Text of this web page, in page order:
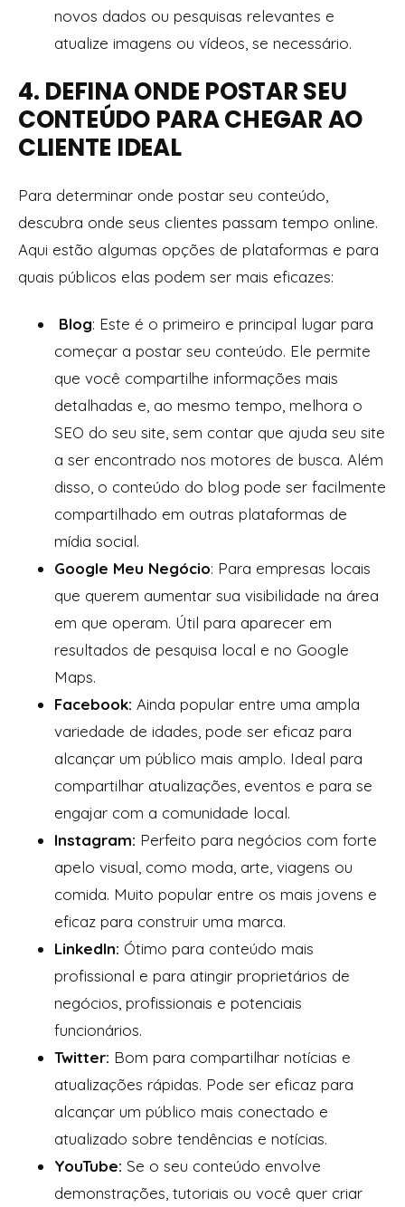
novos dados ou pesquisas relevantes e
atualize imagens ou vídeos, se necessário.
4. DEFINA ONDE POSTAR SEU
CONTEÚDO PARA CHEGAR AO
CLIENTE IDEAL
Para determinar onde postar seu conteúdo,
descubra onde seus clientes passam tempo online.
Aqui estão algumas opções de plataformas e para
quais públicos elas podem ser mais eficazes:
Blog: Este é o primeiro e principal lugar para
começar a postar seu conteúdo. Ele permite
que você compartilhe informações mais
detalhadas e, ao mesmo tempo, melhora o
SEO do seu site, sem contar que ajuda seu site
a ser encontrado nos motores de busca. Além
disso, o conteúdo do blog pode ser facilmente
compartilhado em outras plataformas de
mídia social.
Google Meu Negócio: Para empresas locais
que querem aumentar sua visibilidade na área
em que operam. Útil para aparecer em
resultados de pesquisa local e no Google
Maps.
Facebook: Ainda popular entre uma ampla
variedade de idades, pode ser eficaz para
alcançar um público mais amplo. Ideal para
compartilhar atualizações, eventos e para se
engajar com a comunidade local.
Instagram: Perfeito para negócios com forte
apelo visual, como moda, arte, viagens ou
comida. Muito popular entre os mais jovens e
eficaz para construir uma marca.
LinkedIn: Ótimo para conteúdo mais
profissional e para atingir proprietários de
negócios, profissionais e potenciais
funcionários.
Twitter: Bom para compartilhar notícias e
atualizações rápidas. Pode ser eficaz para
alcançar um público mais conectado e
atualizado sobre tendências e notícias.
YouTube: Se o seu conteúdo envolve
demonstrações, tutoriais ou você quer criar